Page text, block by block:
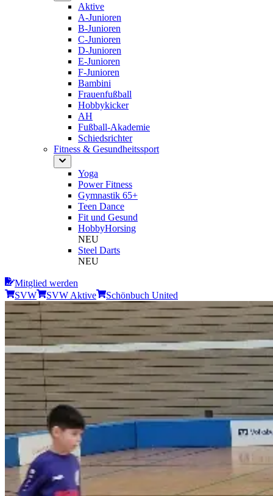
Aktive
A-Junioren
B-Junioren
C-Junioren
D-Junioren
E-Junioren
F-Junioren
Bambini
Frauenfußball
Hobbykicker
AH
Fußball-Akademie
Schiedsrichter
Fitness & Gesundheitssport
Yoga
Power Fitness
Gymnastik 65+
Teen Dance
Fit und Gesund
HobbyHorsing
NEU
Steel Darts
NEU
Mitglied werden
SVW
SVW Aktive Schönbuch United